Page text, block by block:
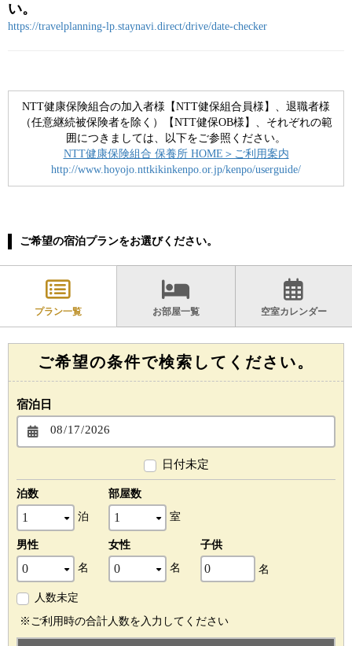
い。
https://travelplanning-lp.staynavi.direct/drive/date-checker
NTT健康保険組合の加入者様【NTT健保組合員様】、退職者様
（任意継続被保険者を除く）【NTT健保OB様】、それぞれの範
囲につきましては、以下をご参照ください。
NTT健康保険組合 保養所 HOME＞ご利用案内
http://www.hoyojo.nttkikinkenpo.or.jp/kenpo/userguide/
ご希望の宿泊プランをお選びください。
プラン一覧 お部屋一覧 空室カレンダー
ご希望の条件で検索してください。
宿泊日
日付未定
泊数
泊
部屋数
室
男性
名
女性
名
子供
名
人数未定
※ご利用時の合計人数を入力してください